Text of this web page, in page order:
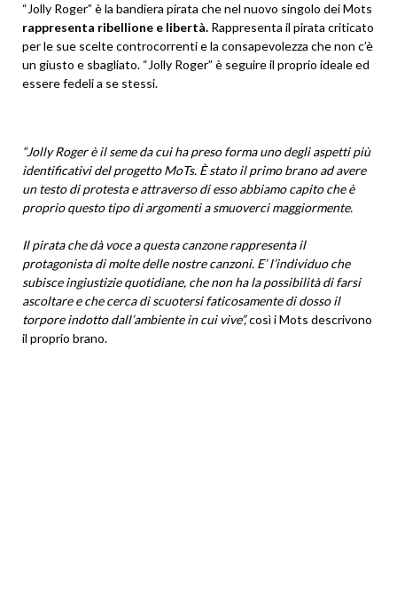
“Jolly Roger” è la bandiera pirata che nel nuovo singolo dei Mots
rappresenta ribellione e libertà. Rappresenta il pirata criticato
per le sue scelte controcorrenti e la consapevolezza che non c’è
un giusto e sbagliato. “Jolly Roger” è seguire il proprio ideale ed
essere fedeli a se stessi.
“Jolly Roger è il seme da cui ha preso forma uno degli aspetti più
identificativi del progetto MoTs. È stato il primo brano ad avere
un testo di protesta e attraverso di esso abbiamo capito che è
proprio questo tipo di argomenti a smuoverci maggiormente.
Il pirata che dà voce a questa canzone rappresenta il
protagonista di molte delle nostre canzoni. E’ l’individuo che
subisce ingiustizie quotidiane, che non ha la possibilità di farsi
ascoltare e che cerca di scuotersi faticosamente di dosso il
torpore indotto dall’ambiente in cui vive”,così i Mots descrivono
il proprio brano.